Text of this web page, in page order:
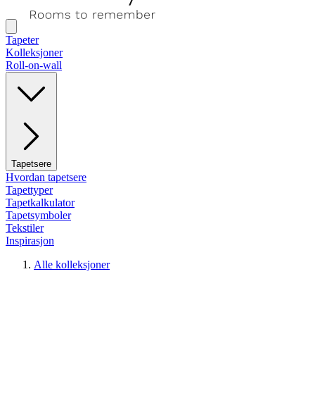
Tapeter
Kolleksjoner
Roll-on-wall
Tapetsere
Hvordan tapetsere
Tapettyper
Tapetkalkulator
Tapetsymboler
Tekstiler
Inspirasjon
Alle kolleksjoner